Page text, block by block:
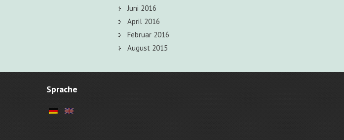
Juni 2016
April 2016
Februar 2016
August 2015
Sprache